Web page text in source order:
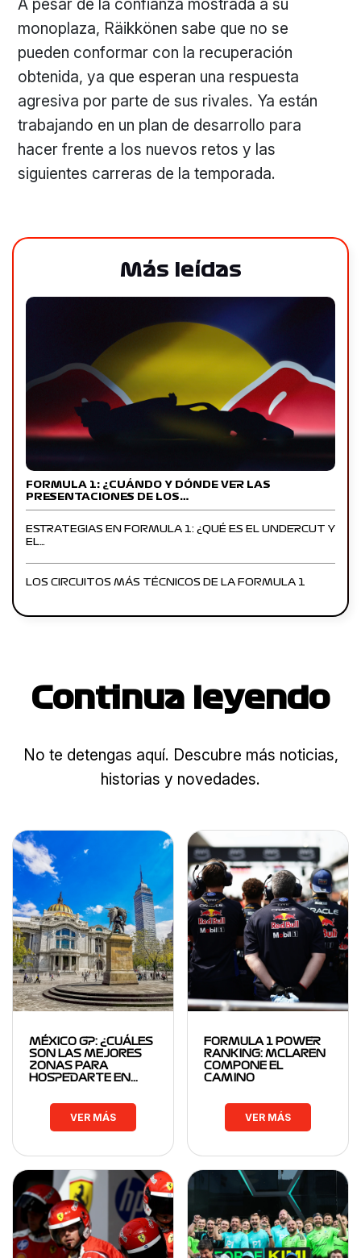
A pesar de la confianza mostrada a su
monoplaza, Räikkönen sabe que no se
pueden conformar con la recuperación
obtenida, ya que esperan una respuesta
agresiva por parte de sus rivales. Ya están
trabajando en un plan de desarrollo para
hacer frente a los nuevos retos y las
siguientes carreras de la temporada.
Más leídas
FORMULA 1: ¿CUÁNDO Y DÓNDE VER LAS
PRESENTACIONES DE LOS…
ESTRATEGIAS EN FORMULA 1: ¿QUÉ ES EL UNDERCUT Y
EL…
LOS CIRCUITOS MÁS TÉCNICOS DE LA FORMULA 1
Continua leyendo
No te detengas aquí. Descubre más noticias,
historias y novedades.
MÉXICO GP: ¿CUÁLES
SON LAS MEJORES
ZONAS PARA
HOSPEDARTE EN…
VER MÁS
FORMULA 1 POWER
RANKING: MCLAREN
COMPONE EL
CAMINO
VER MÁS